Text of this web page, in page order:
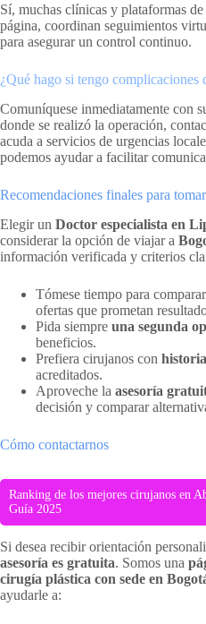
Sí, muchas clínicas y plataformas
página, coordinan seguimientos
para asegurar un control continuo.
¿Qué hago si tengo complicaciones
Comuníquese inmediatamente con
donde se realizó la operación,
acuda a servicios de urgencias
podemos ayudar a facilitar
Recomendaciones finales para
Elegir un Doctor especialista en
considerar la opción de viajar a
información verificada y criterios
Tómese tiempo para
ofertas que prometan
Pida siempre una segunda
beneficios.
Prefiera cirujanos con
acreditados.
Aproveche la asesoría
decisión y comparar
Cómo contactarnos
Ranking de los mejores cirujanos en
Guía 2025
Si desea recibir orientación
asesoría es gratuita. Somos una
cirugía plástica con sede en
ayudarle a: